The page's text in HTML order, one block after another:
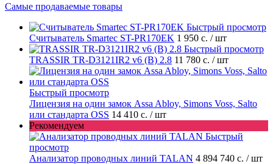
Самые продаваемые товары
Быстрый просмотр
Считыватель Smartec ST-PR170EK 1 950 с. / шт
Быстрый просмотр
TRASSIR TR-D3121IR2 v6 (B) 2.8 11 780 с. / шт
Быстрый просмотр
Лицензия на один замок Assa Abloy, Simons Voss, Salto
или стандарта OSS 14 410 с. / шт
Рекомендуем
Быстрый
просмотр
Анализатор проводных линий TALAN 4 894 740 с. / шт